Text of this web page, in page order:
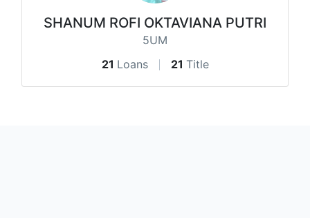
SHANUM ROFI OKTAVIANA PUTRI
5UM
21 Loans 21 Title